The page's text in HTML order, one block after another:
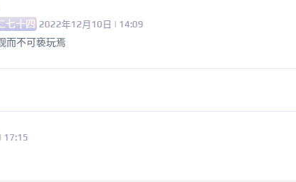
七十四 2022年12月10日 | 14:09
而不可亵玩焉
17:15